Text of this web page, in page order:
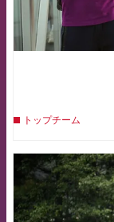
トップチーム